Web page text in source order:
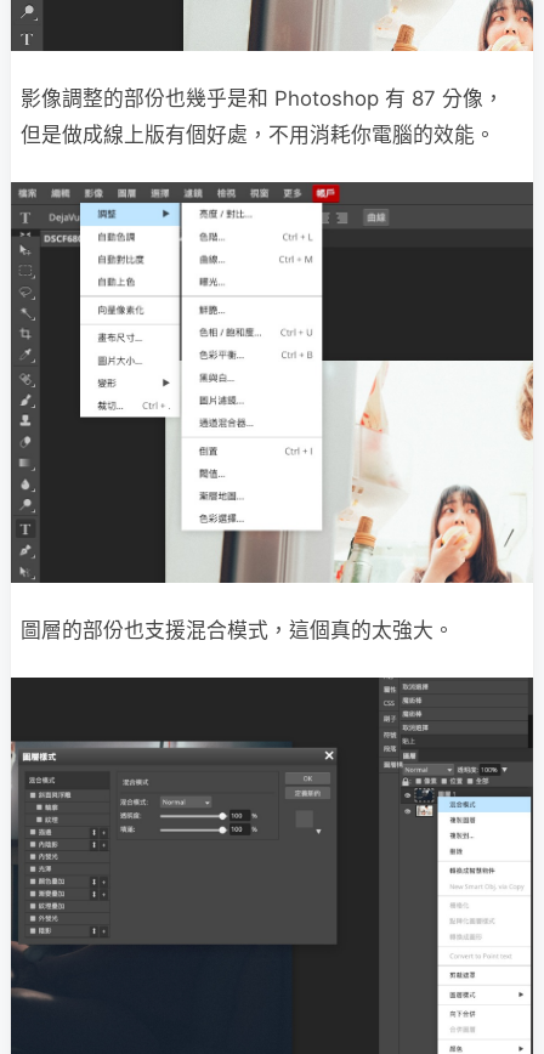
影像調整的部份也幾乎是和 Photoshop 有 87 分像，
但是做成線上版有個好處，不用消耗你電腦的效能。
圖層的部份也支援混合模式，這個真的太強大。